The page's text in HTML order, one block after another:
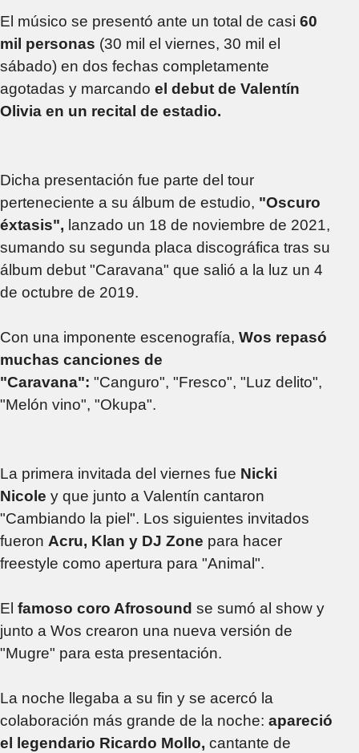
El músico se presentó ante un total de casi 60
mil personas (30 mil el viernes, 30 mil el
sábado) en dos fechas completamente
agotadas y marcando el debut de Valentín
Olivia en un recital de estadio.
Dicha presentación fue parte del tour
perteneciente a su álbum de estudio, "Oscuro
éxtasis", lanzado un 18 de noviembre de 2021,
sumando su segunda placa discográfica tras su
álbum debut "Caravana" que salió a la luz un 4
de octubre de 2019.
Con una imponente escenografía, Wos repasó
muchas canciones de
"Caravana": "Canguro", "Fresco", "Luz delito",
"Melón vino", "Okupa".
La primera invitada del viernes fue Nicki
Nicole y que junto a Valentín cantaron
"Cambiando la piel". Los siguientes invitados
fueron Acru, Klan y DJ Zone para hacer
freestyle como apertura para "Animal".
El famoso coro Afrosound se sumó al show y
junto a Wos crearon una nueva versión de
"Mugre" para esta presentación.
La noche llegaba a su fin y se acercó la
colaboración más grande de la noche: apareció
el legendario Ricardo Mollo, cantante de